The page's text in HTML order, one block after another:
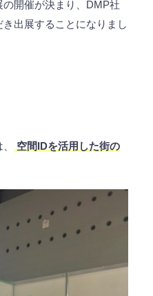
開催が決まり、DMP社
出展することになりまし
空間IDを活用した街の